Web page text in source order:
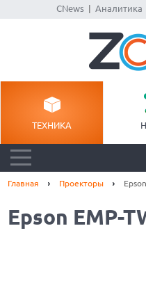
CNews| Аналитика
ТЕХНИКА
Главная Проекторы
Epson EMP-